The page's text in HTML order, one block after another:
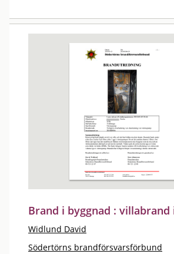
Brand i byggnad : villabrand
Widlund David
Södertörns brandförsvarsförbund